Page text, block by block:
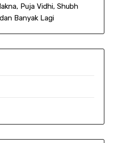
Puja Vidhi, Shubh
Banyak Lagi